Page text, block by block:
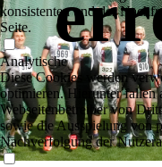
konsistenten und der
Seite.
Analytische
Diese Cookies werden
optimieren. Hierunter fallen
Webseitenbetreiber von
sowie die Ausspielung von
Nachverfolgung der